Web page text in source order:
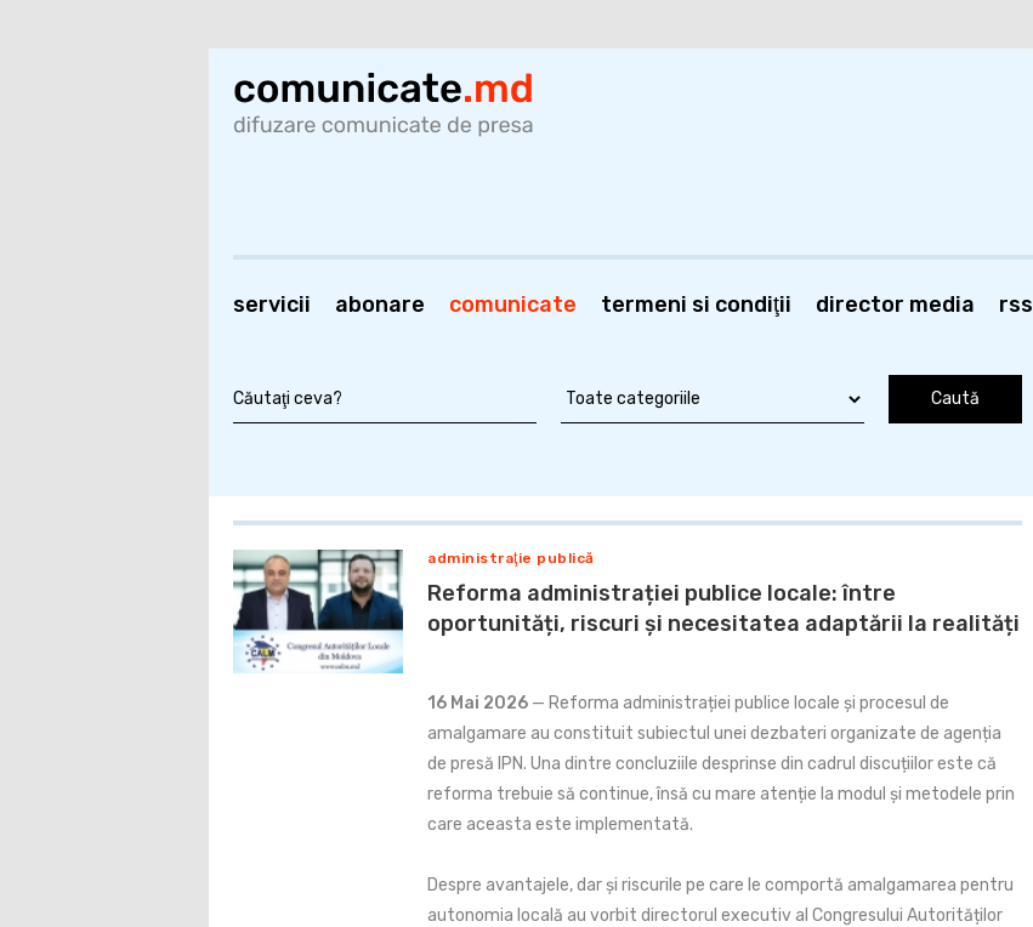
servicii abonare comunicate termeni si condiţii director media rss
administraţie publică
Reforma administrației publice locale: între
oportunități, riscuri și necesitatea adaptării la realități
16 Mai 2026 — Reforma administrației publice locale și procesul de
amalgamare au constituit subiectul unei dezbateri organizate de agenția
de presă IPN. Una dintre concluziile desprinse din cadrul discuțiilor este că
reforma trebuie să continue, însă cu mare atenție la modul și metodele prin
care aceasta este implementată.
Despre avantajele, dar și riscurile pe care le comportă amalgamarea pentru
autonomia locală au vorbit directorul executiv al Congresului Autorităților